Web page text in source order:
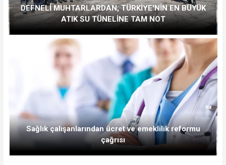
DEFNELİ MUHTARLARDAN, TÜRKİYE'NİN EN BÜYÜK
ATIK SU TÜNELİNE TAM NOT
Sağlık çalışanlarından ücret ve emeklilik reformu
çağrısı